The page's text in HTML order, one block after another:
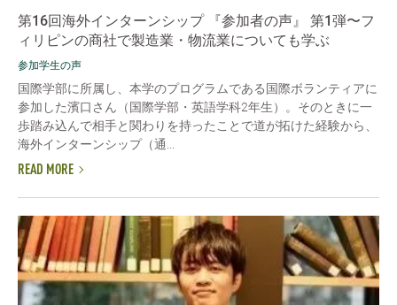
第16回海外インターンシップ 『参加者の声』 第1弾〜フ
ィリピンの商社で製造業・物流業についても学ぶ
参加学生の声
国際学部に所属し、本学のプログラムである国際ボランティアに
参加した濱口さん（国際学部・英語学科2年生）。そのときに一
歩踏み込んで相手と関わりを持ったことで道が拓けた経験から、
海外インターンシップ（通...
READ MORE